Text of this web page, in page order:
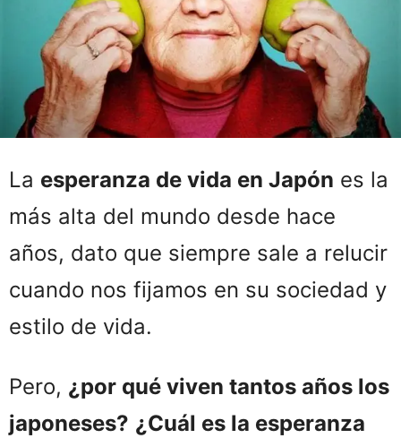
La esperanza de vida en Japón es la
más alta del mundo desde hace
años, dato que siempre sale a relucir
cuando nos fijamos en su sociedad y
estilo de vida.
Pero, ¿por qué viven tantos años los
japoneses? ¿Cuál es la esperanza